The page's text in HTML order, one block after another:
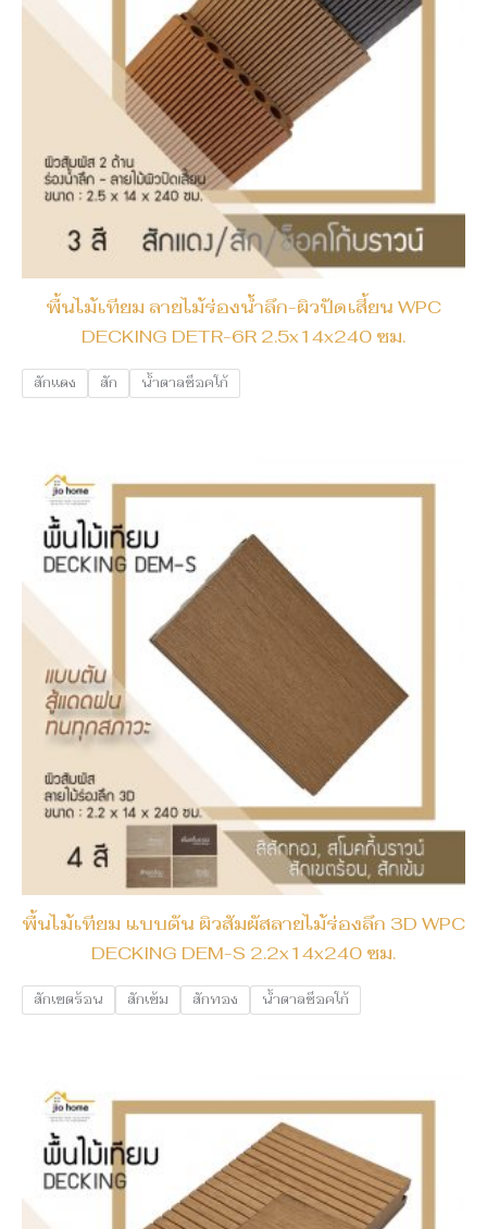
พื้นไม้เทียม ลายไม้ร่องน้ำลึก-ผิวปัดเสี้ยน WPC
DECKING DETR-6R 2.5x14x240 ซม.
สักแดง สัก น้ำตาลช็อคโก้
พื้นไม้เทียม แบบตัน ผิวสัมผัสลายไม้ร่องลึก 3D WPC
DECKING DEM-S 2.2x14x240 ซม.
สักเขตร้อน สักเข้ม สักทอง น้ำตาลช็อคโก้